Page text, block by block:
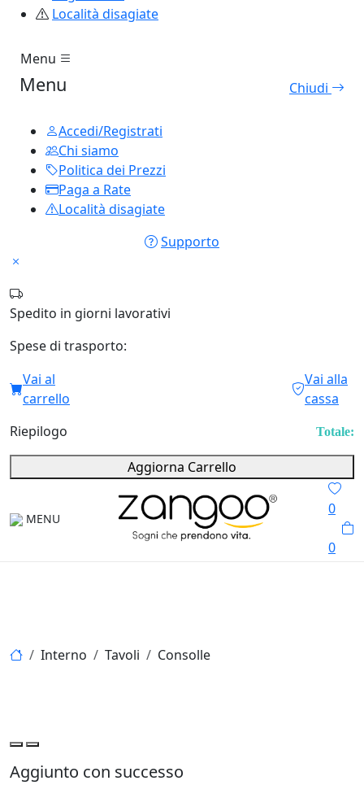
Località disagiate
Menu
Menu Chiudi
Accedi/Registrati
Chi siamo
Politica dei Prezzi
Paga a Rate
Località disagiate
Supporto
Spedito in giorni lavorativi
Spese di trasporto:
Vai al
carrello
Vai alla
cassa
Riepilogo
Totale:
Aggiorna Carrello
MENU
0
0
Interno Tavoli Consolle
Aggiunto con successo